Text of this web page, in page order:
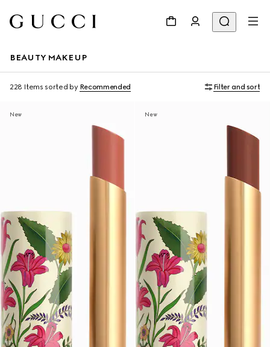
BEAUTY MAKEUP
228 Items sorted by Recommended Filter and sort
New New